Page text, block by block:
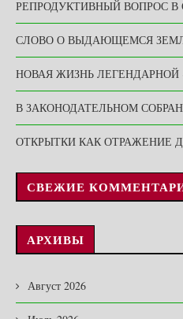
РЕПРОДУКТИВНЫЙ ВОПРОС В
СЛОВО О ВЫДАЮЩЕМСЯ
НОВАЯ ЖИЗНЬ ЛЕГЕНДАРНОЙ
В ЗАКОНОДАТЕЛЬНОМ
ОТКРЫТКИ КАК ОТРАЖЕНИЕ
СВЕЖИЕ
АРХИВЫ
Август 2026